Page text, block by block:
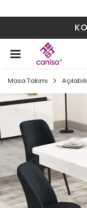
Masa Takımı